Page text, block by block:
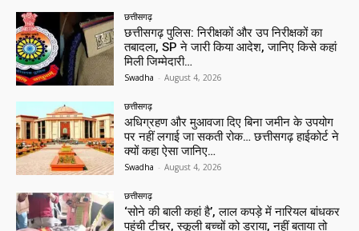
छत्तीसगढ़
छत्तीसगढ़ पुलिस: निरीक्षकों और उप निरीक्षकों का
तबादला, SP ने जारी किया आदेश, जानिए किसे कहां
मिली जिम्मेदारी…
Swadha - August 4, 2026
छत्तीसगढ़
अधिग्रहण और मुआवजा दिए बिना जमीन के उपयोग
पर नहीं लगाई जा सकती रोक… छत्तीसगढ़ हाईकोर्ट ने
क्यों कहा ऐसा जानिए…
Swadha - August 4, 2026
छत्तीसगढ़
‘सोने की बाली कहां है’, लाल कपड़े में नारियल बांधकर
पहुंची टीचर, स्कूली बच्चों को डराया, नहीं बताया तो